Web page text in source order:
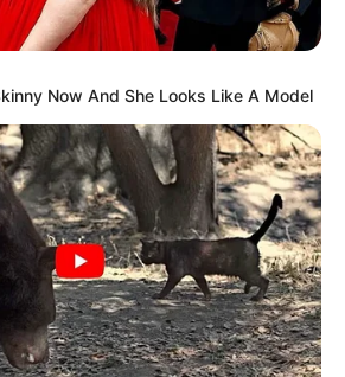
Now And She Looks Like A Model